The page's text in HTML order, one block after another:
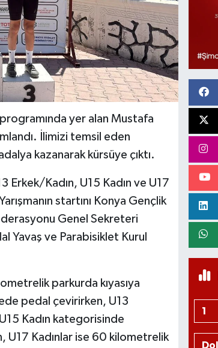
yer alan Mustafa
İlimizi temsil eden
kazanarak kürsüye çıktı.
Erkek/Kadın, U15 Kadın ve U17
startını Konya Gençlik
Genel Sekreteri
Yavaş ve Parabisiklet Kurul
parkurda kıyasıya
pedal çevirirken, U13
Kadın kategorisinde
U17 Kadınlar ise 60 kilometrelik